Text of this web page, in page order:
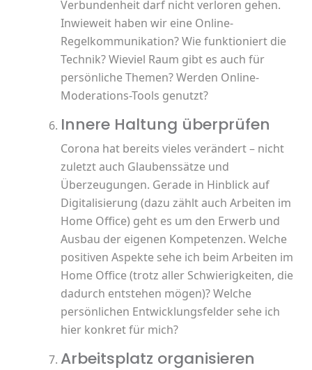
Verbundenheit darf nicht verloren gehen.
Inwieweit haben wir eine Online-
Regelkommunikation? Wie funktioniert die
Technik? Wieviel Raum gibt es auch für
persönliche Themen? Werden Online-
Moderations-Tools genutzt?
Innere Haltung überprüfen
Corona hat bereits vieles verändert – nicht
zuletzt auch Glaubenssätze und
Überzeugungen. Gerade in Hinblick auf
Digitalisierung (dazu zählt auch Arbeiten im
Home Office) geht es um den Erwerb und
Ausbau der eigenen Kompetenzen. Welche
positiven Aspekte sehe ich beim Arbeiten im
Home Office (trotz aller Schwierigkeiten, die
dadurch entstehen mögen)? Welche
persönlichen Entwicklungsfelder sehe ich
hier konkret für mich?
Arbeitsplatz organisieren